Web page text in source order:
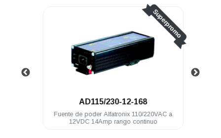
Superpromo
AD115/230-12-168
Fuente de poder Alfatronix 110/220VAC a
12VDC 14Amp rango continuo